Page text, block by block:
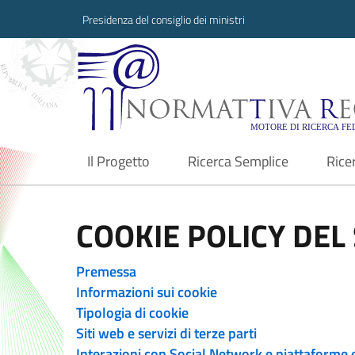
Presidenza del consiglio dei ministri
Normattiva
Il Progetto
current Ricerca Semplice
COOKIE POLICY
Premessa
Informazioni sui cookie
Tipologia di cookie
Siti web e servizi di terze parti